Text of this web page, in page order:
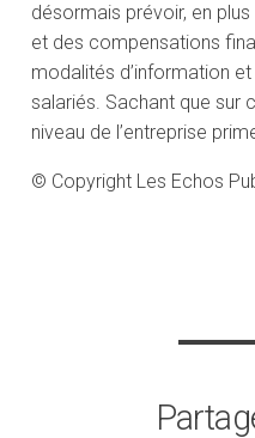
désormais prévoir, en
et des compensations
modalités d’information
salariés. Sachant que sur
niveau de l’entreprise
© Copyright Les Echos